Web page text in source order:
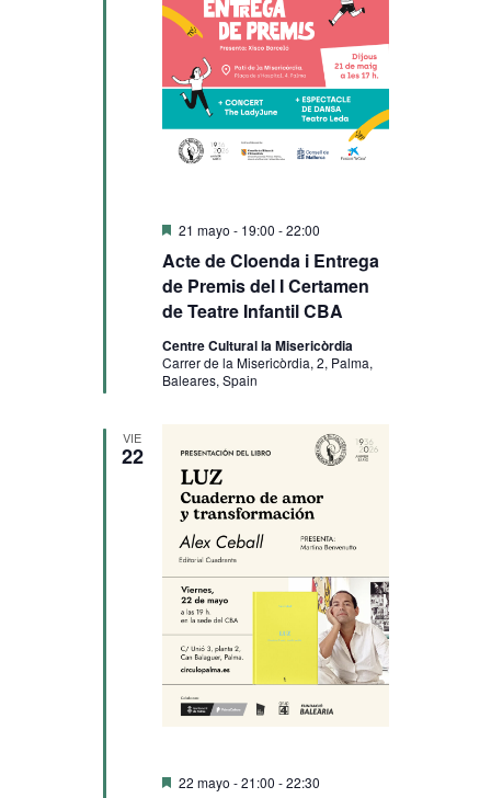
de
Eventos
Acte de Cloenda i Entrega
de Premis del I Certamen
de Teatre Infantil CBA
Destacado
21 mayo - 19:00 -22:00
Centre Cultural la Misericòrdia
Carrer de la Misericòrdia, 2, Palma,
Baleares, Spain
VIE
22
Destacado
22 mayo - 21:00 -22:30